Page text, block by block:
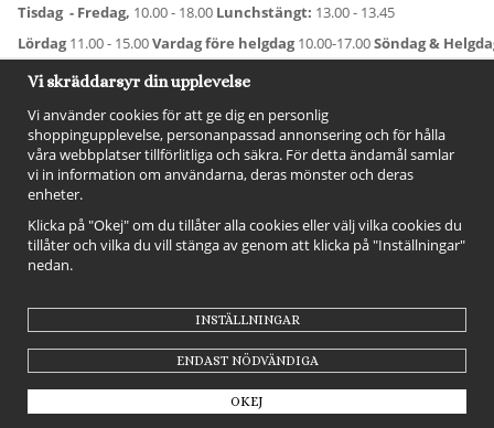
Tisdag - Fredag, 10.00 - 18.00 Lunchstängt: 13.00 - 13.45
Lördag11.00 - 15.00Vardag före helgdag10.00-17.00Söndag &
För avvikande öppettider:
Titta här
Drift & produktion:Wikinggruppen
Vi skräddarsyr din upplevelse
Vi använder cookies för att ge dig en personlig
shoppingupplevelse, personanpassad annonsering och för hålla
våra webbplatser tillförlitliga och säkra. För detta ändamål samlar
vi in information om användarna, deras mönster och deras
enheter.
Klicka på "Okej" om du tillåter alla cookies eller välj vilka cookies du
tillåter och vilka du vill stänga av genom att klicka på "Inställningar"
nedan.
INSTÄLLNINGAR
ENDAST NÖDVÄNDIGA
OKEJ